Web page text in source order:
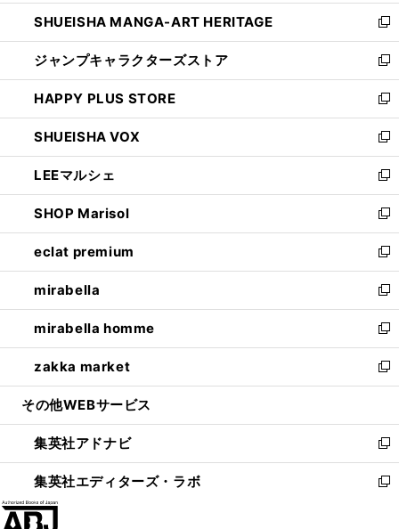
開
く
ウ
で
開
く
し
い
ウ
ィ
ン
ド
ウ
で
開
く
SHUEISHA MANGA-ART HERITAGE
新
し
い
ウ
ィ
ン
ド
ウ
で
開
く
ジャンプキャラクターズストア
新
し
い
ウ
ィ
ン
ド
ウ
で
開
く
HAPPY PLUS STORE
新
し
い
ウ
ィ
ン
ド
ウ
で
開
く
SHUEISHA VOX
新
し
い
ウ
ィ
ン
ド
ウ
で
開
く
LEEマルシェ
新
し
い
ウ
ィ
ン
ド
ウ
で
開
く
SHOP Marisol
新
し
い
ウ
ィ
ン
ド
ウ
で
開
eclat premium
新
し
い
ウ
ィ
ン
ド
ウ
開
く
mirabella
新
し
い
ウ
ィ
ン
ウ
で
開
く
mirabella homme
新
し
い
ウ
ン
ド
ウ
で
zakka market
新
し
ウ
ィ
ン
ド
その他WEBサービス
集英社アドナビ
新
し
い
集英社エディターズ・ラボ
新